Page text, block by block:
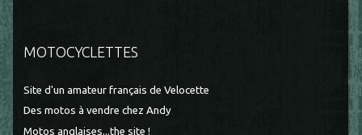
MOTOCYCLETTES
Site d'un amateur français de Velocette
Des motos à vendre chez Andy
Motos anglaises...the site !